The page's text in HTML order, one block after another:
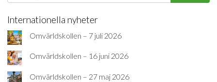
Internationella nyheter
Omvärldskollen – 7 juli 2026
Omvärldskollen – 16 juni 2026
Omvärldskollen – 27 maj 2026